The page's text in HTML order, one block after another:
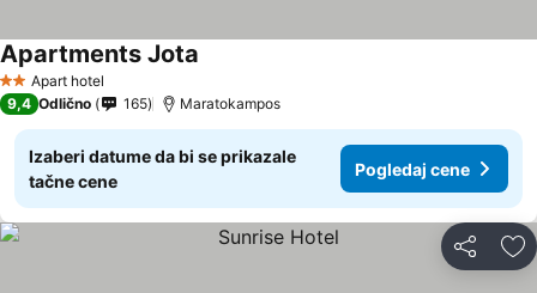
2 Zvezdice
Apart hotel
Apartments Jota
9,4 Odlično 165 Maratokampos
Izaberi datume da bi se prikazale
tačne cene
Pogledaj cene
Deli